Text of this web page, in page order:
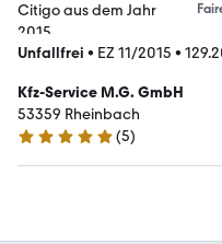
Unfallfrei • EZ 11/2015 •
Kfz-Service M.G. GmbH
53359 Rheinbach
4.8 Sterne
(5)